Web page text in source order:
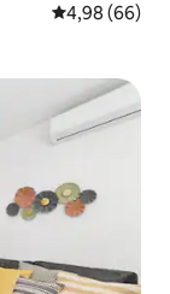
4,98 de uma
4,98 (66)